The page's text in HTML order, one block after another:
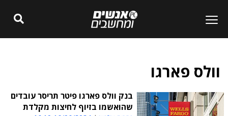
וולס פארגו
בנק וולס פארגו פיטר תריסר עובדים
שהואשמו בזיוף לחיצות מקלדת